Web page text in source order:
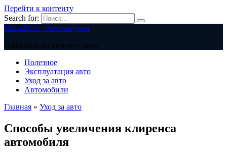
Перейти к контенту
Search for:
Shina26.ru - Автоштучки
Лайфхаки по ремонту авто
Полезное
Эксплуатация авто
Уход за авто
Автомобили
Главная » Уход за авто
Способы увеличения клиренса
автомобиля